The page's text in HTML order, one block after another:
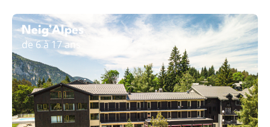
Neig’Alpes
de 6 à 17 ans